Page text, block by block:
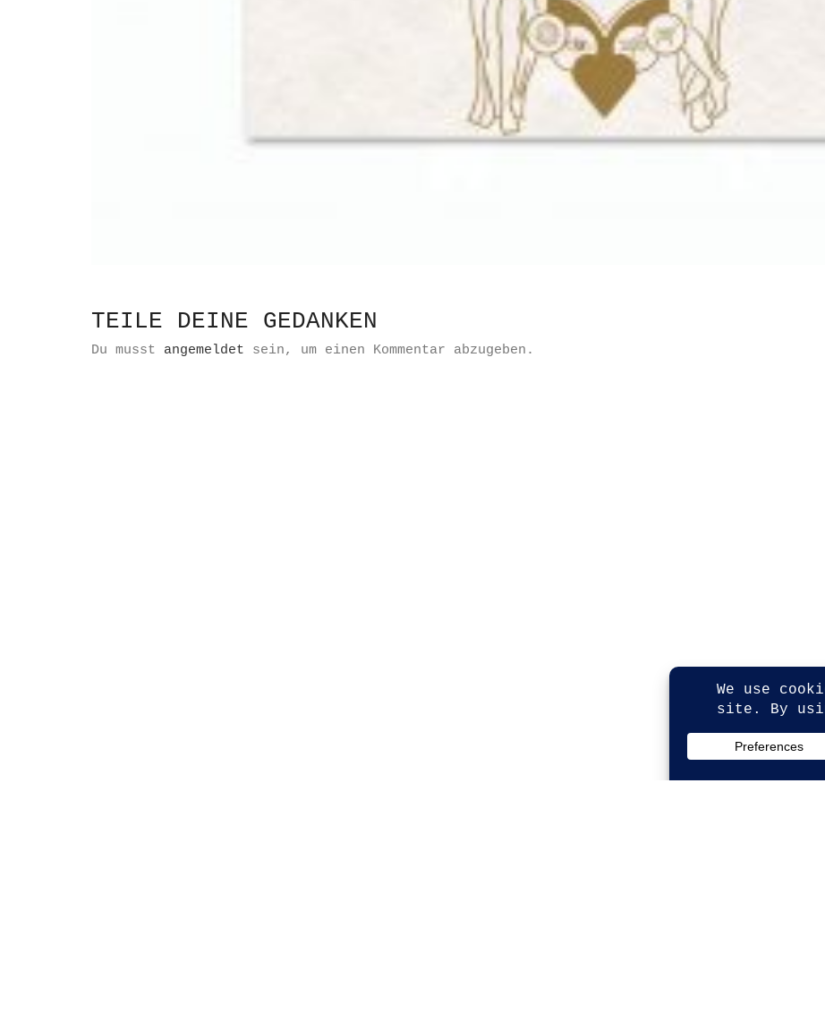
TEILE DEINE GEDANKEN
Du musst angemeldet sein, um einen Kommentar abzugeben.
© Copyright 2026. All Rights Reserved.